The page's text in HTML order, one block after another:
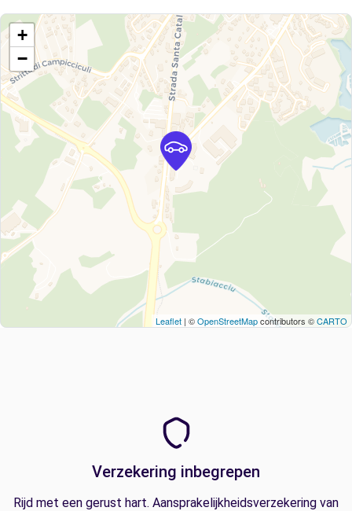
+
−
Leaflet | ©OpenStreetMapcontributors ©CARTO
Verzekering inbegrepen
Rijd met een gerust hart. Aansprakelijkheidsverzekering van